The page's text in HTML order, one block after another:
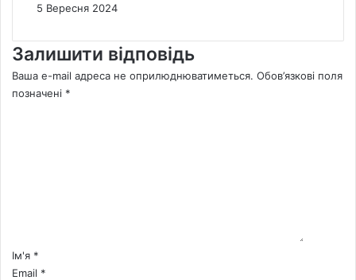
5 Вересня 2024
Залишити відповідь
Ваша e-mail адреса не оприлюднюватиметься. Обов’язкові поля
позначені *
*Ім'я *
Email *